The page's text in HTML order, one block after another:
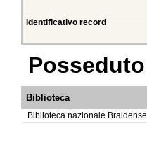
Identificativo record
Posseduto
Biblioteca
Biblioteca nazionale Braidense